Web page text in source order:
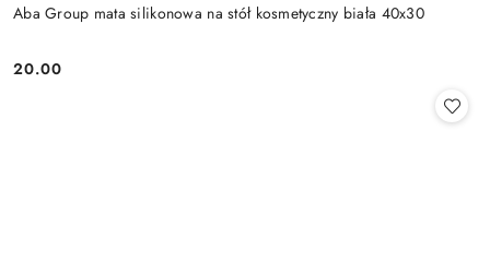
Aba Group mata silikonowa na stół kosmetyczny biała 40x30
Cena:
20.00